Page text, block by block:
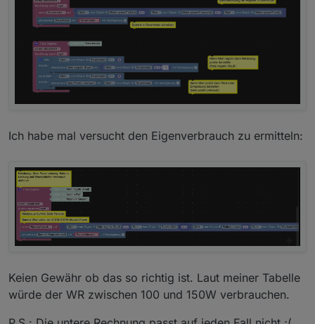
Ich habe mal versucht den Eigenverbrauch zu ermitteln:
Keien Gewähr ob das so richtig ist. Laut meiner Tabelle
würde der WR zwischen 100 und 150W verbrauchen.